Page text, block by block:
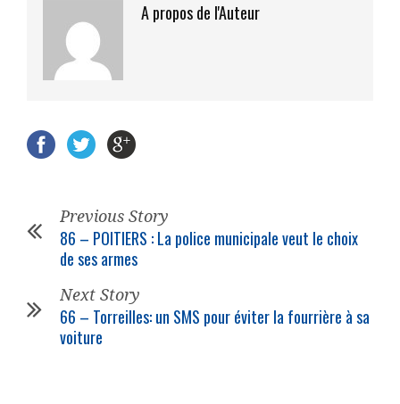
A propos de l'Auteur
Previous Story
86 – POITIERS : La police municipaleveut le choix
de ses armes
Next Story
66 – Torreilles: un SMS pour éviter la fourrière à sa
voiture